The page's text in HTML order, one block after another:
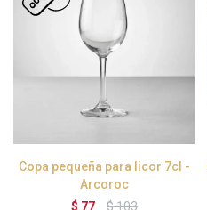
Copa pequeña para licor 7cl -
Arcoroc
$ 77 $103